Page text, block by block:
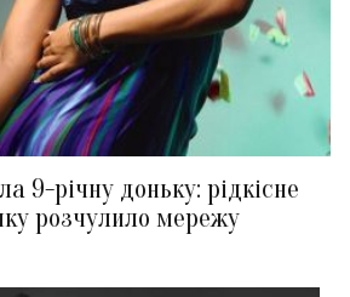
9-річну доньку: рідкісне
розчулило мережу